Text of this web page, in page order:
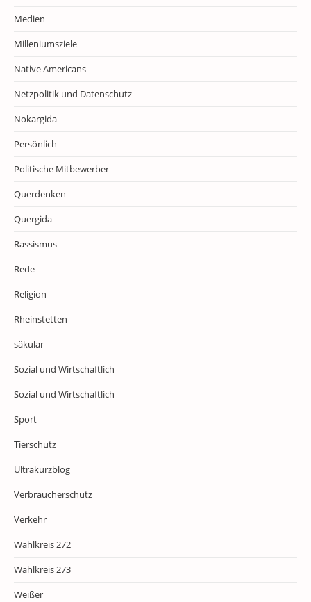
Medien
Milleniumsziele
Native Americans
Netzpolitik und Datenschutz
Nokargida
Persönlich
Politische Mitbewerber
Querdenken
Quergida
Rassismus
Rede
Religion
Rheinstetten
säkular
Sozial und Wirtschaftlich
Sozial und Wirtschaftlich
Sport
Tierschutz
Ultrakurzblog
Verbraucherschutz
Verkehr
Wahlkreis 272
Wahlkreis 273
Weißer